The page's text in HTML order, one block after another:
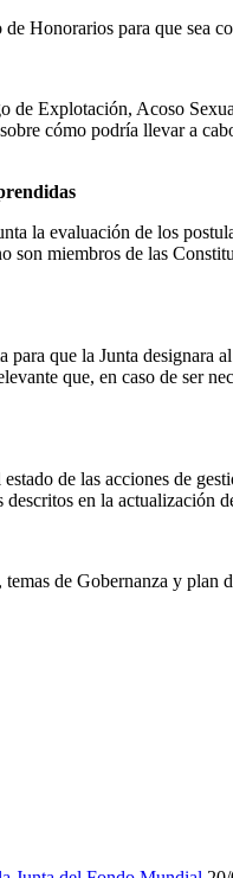
Honorarios para que sea
Explotación, Acoso
cómo podría llevar a
la evaluación de los
miembros de las
que la Junta
que, en caso de ser
de las acciones de
en la
de Gobernanza y